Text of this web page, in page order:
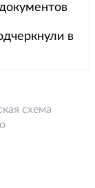
в
схема